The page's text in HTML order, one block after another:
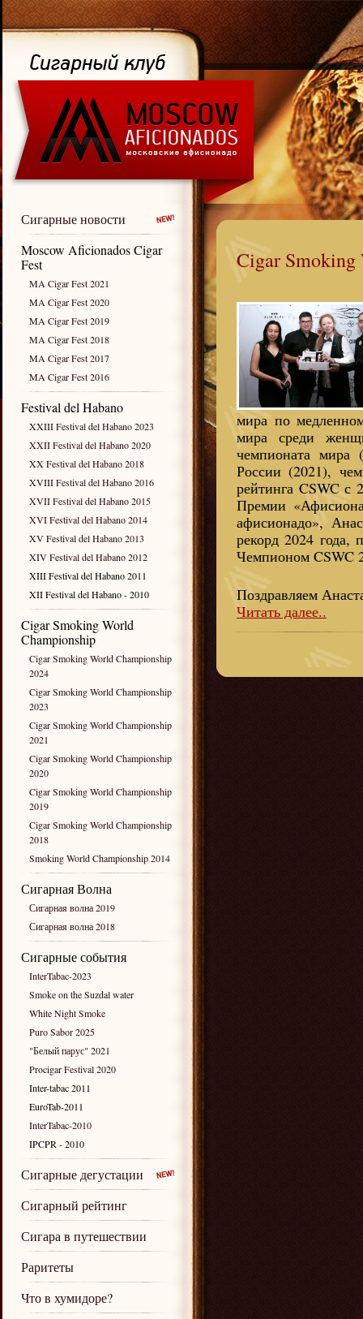
Сигарные новости
Moscow Aficionados Cigar
Fest
MA Cigar Fest 2021
MA Cigar Fest 2020
MA Cigar Fest 2019
MA Cigar Fest 2018
MA Cigar Fest 2017
MA Cigar Fest 2016
Festival del Habano
XXIII Festival del Habano 2023
XXII Festival del Habano 2020
XX Festival del Habano 2018
XVIII Festival del Habano 2016
XVII Festival del Habano 2015
XVI Festival del Habano 2014
XV Festival del Habano 2013
XIV Festival del Habano 2012
XIII Festival del Habano 2011
XII Festival del Habano - 2010
Cigar Smoking World
Championship
Cigar Smoking World Championship
2024
Cigar Smoking World Championship
2023
Cigar Smoking World Championship
2021
Cigar Smoking World Championship
2020
Cigar Smoking World Championship
2019
Cigar Smoking World Championship
2018
Smoking World Championship 2014
Сигарная Волна
Сигарная волна 2019
Сигарная волна 2018
Сигарные события
InterTabac-2023
Smoke on the Suzdal water
White Night Smoke
Puro Sabor 2025
"Белый парус" 2021
Procigar Festival 2020
Inter-tabac 2011
EuroTab-2011
InterTabac-2010
IPCPR - 2010
Сигарные дегустации
Сигарный рейтинг
Сигара в путешествии
Раритеты
Что в хумидоре?
Cigar Smoking
мира по
мира среди
чемпионата мира
России (2021),
рейтинга CSWC с
Премии
афисионадо»,
рекорд 2024 года,
Чемпионом CSWC
Поздравляем
Читать далее..